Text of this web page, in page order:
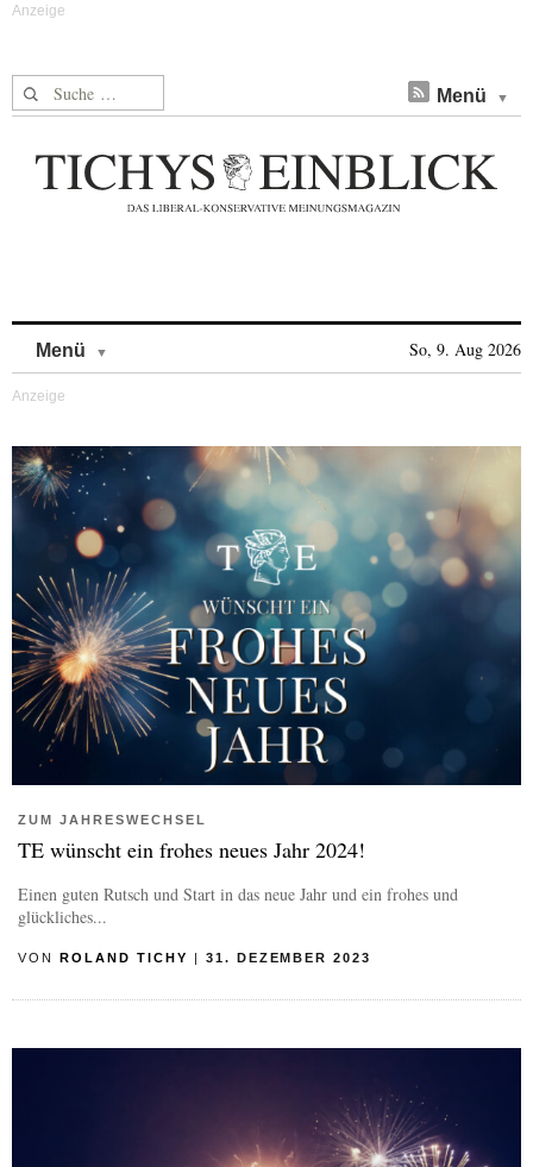
Suche nach: Menü
Menü So, 9. Aug 2026
ZUM JAHRESWECHSEL
TE wünscht ein frohes neues Jahr 2024!
Einen guten Rutsch und Start in das neue Jahr und ein frohes und
glückliches...
VON ROLAND TICHY 31. DEZEMBER 2023